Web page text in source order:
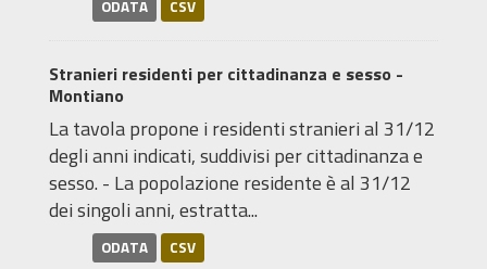
ODATA CSV
Stranieri residenti per cittadinanza e sesso -
Montiano
La tavola propone i residenti stranieri al 31/12
degli anni indicati, suddivisi per cittadinanza e
sesso. - La popolazione residente è al 31/12
dei singoli anni, estratta...
ODATA CSV